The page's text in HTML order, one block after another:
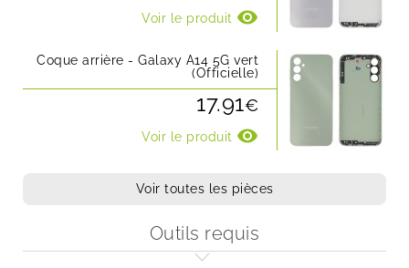
Voir le produit visibility
Coque arrière - Galaxy A14 5G vert
(Officielle)
17.91€
Voir le produit visibility
Voir toutes les pièces
Outils requis